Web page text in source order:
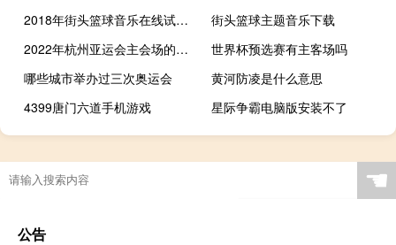
2018年街头篮球音乐在线试听及下载
街头篮球主题音乐下载
2022年杭州亚运会主会场的形状是什么
世界杯预选赛有主客场吗
哪些城市举办过三次奥运会
黄河防凌是什么意思
4399唐门六道手机游戏
星际争霸电脑版安装不了
西安十四届全运会什么时候召开
奥运会跳远可以跳几次
08年北京奥运会赚钱了吗
2021东京奥运会福娃是什么☚
公告